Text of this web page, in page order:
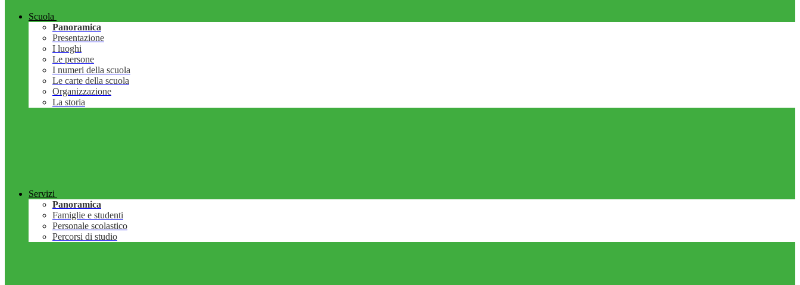
Scuola
Panoramica
Presentazione
I luoghi
Le persone
I numeri della scuola
Le carte della scuola
Organizzazione
La storia
Servizi
Panoramica
Famiglie e studenti
Personale scolastico
Percorsi di studio